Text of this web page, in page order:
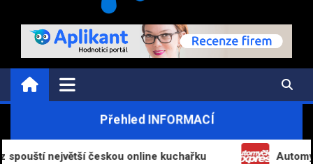
INFORMAČNÍ-ZPRAVODAJ.CZ
Informace a zpravodajství on-line
Přehled INFORMACÍ
českou online kuchařku Automyčka